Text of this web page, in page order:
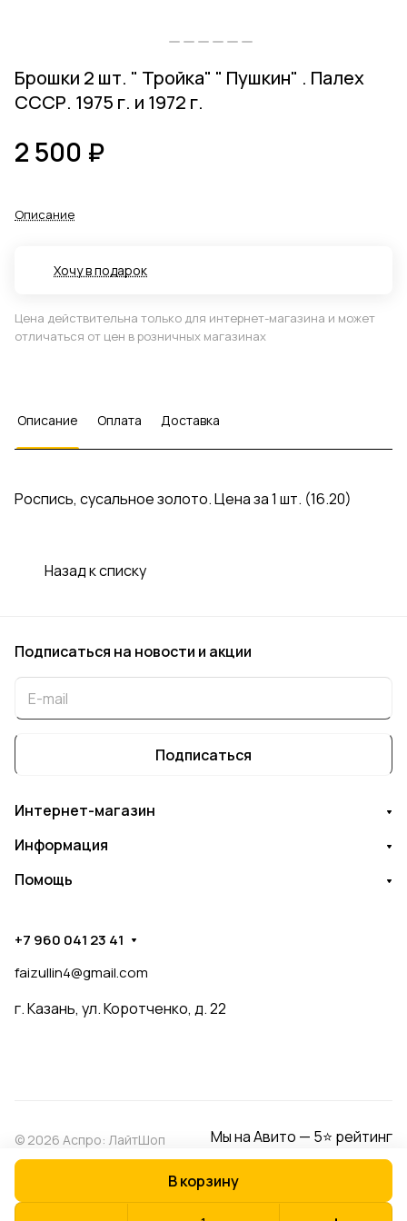
Брошки 2 шт. " Тройка" " Пушкин" . Палех
СССР. 1975 г. и 1972 г.
2 500 ₽
В корзину
Описание
Хочу в подарок
Цена действительна только для интернет-магазина и может
отличаться от цен в розничных магазинах
Описание Оплата Доставка
Роспись, сусальное золото. Цена за 1 шт. (16.20)
Назад к списку
Подписаться на новости и акции
Подписаться
Интернет-магазин
Информация
Помощь
+7 960 041 23 41
faizullin4@gmail.com
г. Казань, ул. Коротченко, д. 22
© 2026 Аспро: ЛайтШоп Мы на Авито — 5⭐ рейтинг
Оферта
Разработано в